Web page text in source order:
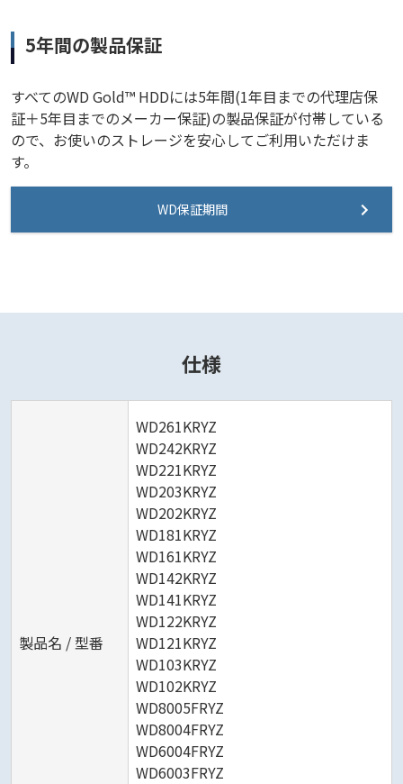
5年間の製品保証
すべてのWD Gold™ HDDには5年間(1年目までの代理店保
証＋5年目までのメーカー保証)の製品保証が付帯している
ので、お使いのストレージを安心してご利用いただけま
す。
WD保証期間
仕様
製品名 / 型番
WD261KRYZ
WD242KRYZ
WD221KRYZ
WD203KRYZ
WD202KRYZ
WD181KRYZ
WD161KRYZ
WD142KRYZ
WD141KRYZ
WD122KRYZ
WD121KRYZ
WD103KRYZ
WD102KRYZ
WD8005FRYZ
WD8004FRYZ
WD6004FRYZ
WD6003FRYZ